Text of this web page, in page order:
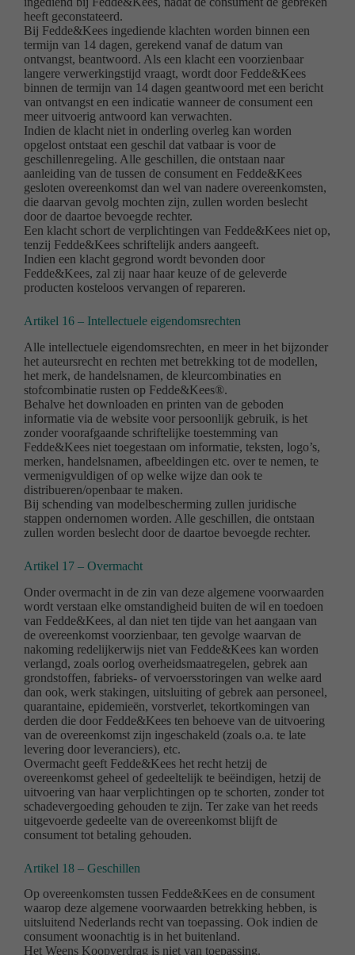
heeft geconstateerd.
Bij Fedde&Kees ingediende klachten worden binnen een
termijn van 14 dagen, gerekend vanaf de datum van
ontvangst, beantwoord. Als een klacht een voorzienbaar
langere verwerkingstijd vraagt, wordt door Fedde&Kees
binnen de termijn van 14 dagen geantwoord met een bericht
van ontvangst en een indicatie wanneer de consument een
meer uitvoerig antwoord kan verwachten.
Indien de klacht niet in onderling overleg kan worden
opgelost ontstaat een geschil dat vatbaar is voor de
geschillenregeling. Alle geschillen, die ontstaan naar
aanleiding van de tussen de consument en Fedde&Kees
gesloten overeenkomst dan wel van nadere overeenkomsten,
die daarvan gevolg mochten zijn, zullen worden beslecht
door de daartoe bevoegde rechter.
Een klacht schort de verplichtingen van Fedde&Kees niet op,
tenzij Fedde&Kees schriftelijk anders aangeeft.
Indien een klacht gegrond wordt bevonden door
Fedde&Kees, zal zij naar haar keuze of de geleverde
producten kosteloos vervangen of repareren.
Artikel 16 – Intellectuele eigendomsrechten
Alle intellectuele eigendomsrechten, en meer in het bijzonder
het auteursrecht en rechten met betrekking tot de modellen,
het merk, de handelsnamen, de kleurcombinaties en
stofcombinatie rusten op Fedde&Kees®.
Behalve het downloaden en printen van de geboden
informatie via de website voor persoonlijk gebruik, is het
zonder voorafgaande schriftelijke toestemming van
Fedde&Kees niet toegestaan om informatie, teksten, logo’s,
merken, handelsnamen, afbeeldingen etc. over te nemen, te
vermenigvuldigen of op welke wijze dan ook te
distribueren/openbaar te maken.
Bij schending van modelbescherming zullen juridische
stappen ondernomen worden. Alle geschillen, die ontstaan
zullen worden beslecht door de daartoe bevoegde rechter.
Artikel 17 – Overmacht
Onder overmacht in de zin van deze algemene voorwaarden
wordt verstaan elke omstandigheid buiten de wil en toedoen
van Fedde&Kees, al dan niet ten tijde van het aangaan van
de overeenkomst voorzienbaar, ten gevolge waarvan de
nakoming redelijkerwijs niet van Fedde&Kees kan worden
verlangd, zoals oorlog overheidsmaatregelen, gebrek aan
grondstoffen, fabrieks- of vervoersstoringen van welke aard
dan ook, werk stakingen, uitsluiting of gebrek aan personeel,
quarantaine, epidemieën, vorstverlet, tekortkomingen van
derden die door Fedde&Kees ten behoeve van de uitvoering
van de overeenkomst zijn ingeschakeld (zoals o.a. te late
levering door leveranciers), etc.
Overmacht geeft Fedde&Kees het recht hetzij de
overeenkomst geheel of gedeeltelijk te beëindigen, hetzij de
uitvoering van haar verplichtingen op te schorten, zonder tot
schadevergoeding gehouden te zijn. Ter zake van het reeds
uitgevoerde gedeelte van de overeenkomst blijft de
consument tot betaling gehouden.
Artikel 18 – Geschillen
Op overeenkomsten tussen Fedde&Kees en de consument
waarop deze algemene voorwaarden betrekking hebben, is
uitsluitend Nederlands recht van toepassing. Ook indien de
consument woonachtig is in het buitenland.
Het Weens Koopverdrag is niet van toepassing.